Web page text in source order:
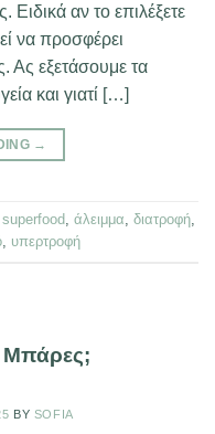
Ειδικά αν το επιλέξετε
να προσφέρει
Ας εξετάσουμε τα
και γιατί […]
→
superfood, άλειμμα, διατροφή,
, υπερτροφή
Μπάρες;
BY SOFIA